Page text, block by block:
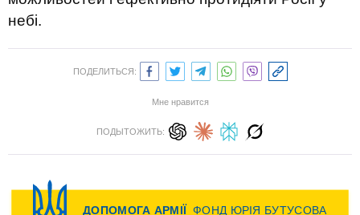
небі.
ПОДЕЛИТЬСЯ:
Мне нравится
ПОДЫТОЖИТЬ: